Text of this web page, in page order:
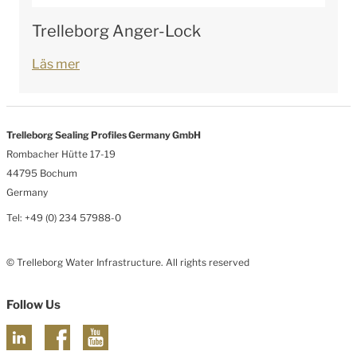
Trelleborg Anger-Lock
Läs mer
Trelleborg Sealing Profiles Germany GmbH
Rombacher Hütte 17-19
44795 Bochum
Germany
Tel: +49 (0) 234 57988-0
© Trelleborg Water Infrastructure. All rights reserved
Follow Us